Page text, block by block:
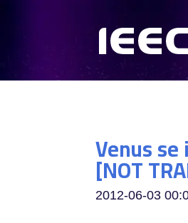
Venus
[NOT
2012-06-03